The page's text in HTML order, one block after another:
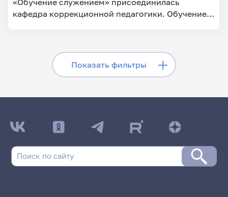
кафедра коррекционной педагогики. Обучение в
Показать фильтры
Скрыть фильтры
Поиск по рубрикам